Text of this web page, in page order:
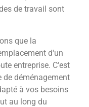
de travail sont
que la
d'un
entreprise. C'est
de déménagement
à vos besoins
au long du